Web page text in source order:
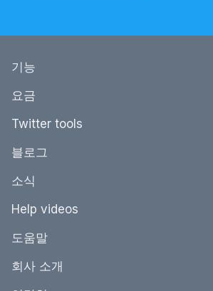
기능
요금
Twitter tools
블로그
소식
Help videos
도움말
회사 소개